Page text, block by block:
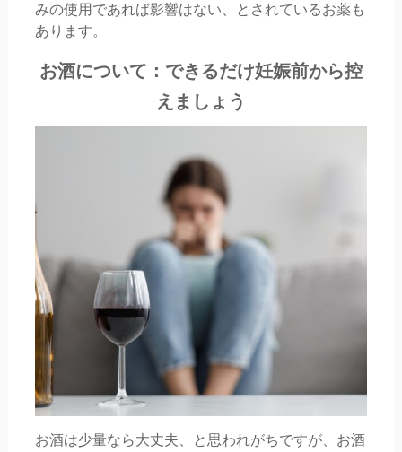
みの使用であれば影響はない、とされているお薬も
あります。
お酒について：できるだけ妊娠前から控
えましょう
お酒は少量なら大丈夫、と思われがちですが、お酒